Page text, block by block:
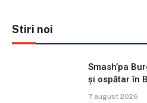
Stiri noi
Smash’pa
și ospătar în
7 august 2026